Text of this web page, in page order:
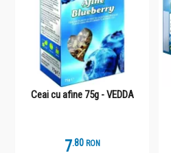
Ceai cu afine 75g - VEDDA
7.8 RON